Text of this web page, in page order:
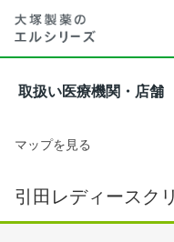
取扱い医療機関・店舗
マップを見る
引田レディースク